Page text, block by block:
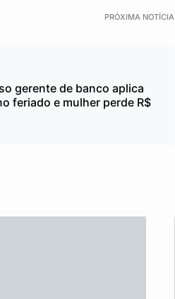
PRÓXIMA NOTÍCIA
gerente de banco aplica
feriado e mulher perde R$